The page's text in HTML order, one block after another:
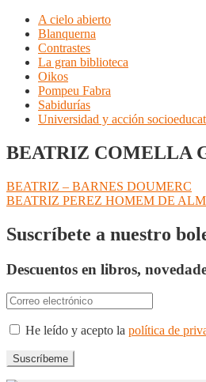
A cielo abierto
Blanquerna
Contrastes
La gran biblioteca
Oikos
Pompeu Fabra
Sabidurías
Universidad y acción
BEATRIZ COMELLA
Navegación
de
entradas
Anterior:
BEATRIZ – BARNES DOUMERC
Siguiente:
BEATRIZ PEREZ HOMEM DE
Suscríbete a nuestro
Descuentos en libros,
He leído y acepto la política de